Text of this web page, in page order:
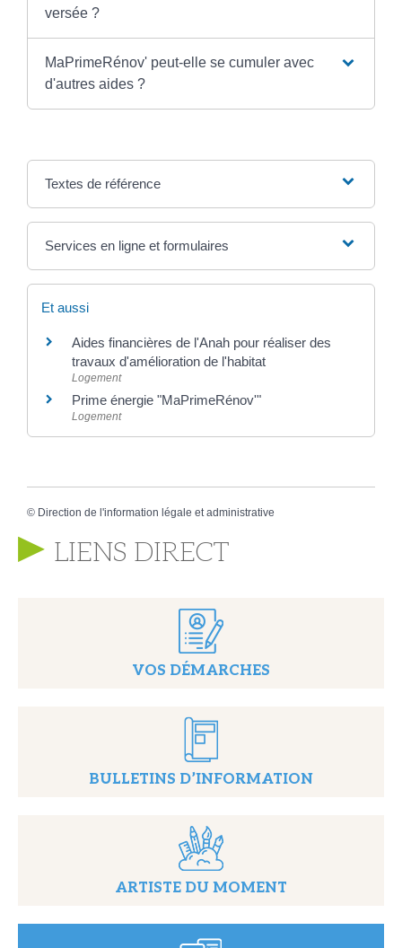
versée ?
MaPrimeRénov' peut-elle se cumuler avec
d'autres aides ?
Textes de référence
Services en ligne et formulaires
Et aussi
Aides financières de l'Anah pour réaliser des
travaux d'amélioration de l'habitat
Logement
Prime énergie "MaPrimeRénov'"
Logement
© Direction de l'information légale et administrative
LIENS DIRECT
VOS DÉMARCHES
BULLETINS D’INFORMATION
ARTISTE DU MOMENT